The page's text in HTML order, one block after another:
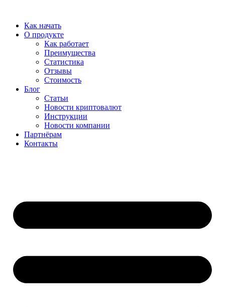
содержимому
Как начать
О продукте
Как работает
Преимущества
Статистика
Отзывы
Стоимость
Блог
Статьи
Новости криптовалют
Инструкции
Новости компании
Партнёрам
Контакты